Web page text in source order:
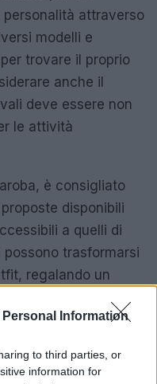
Personal Information
to third parties, or
information for
personalità attraverso
modelli e
trovare il proprio
anche il
deve essere non
le attività
è consigliato
disponibili
a quelli di
trasformarsi
regalando un